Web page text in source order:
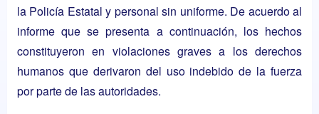
la Policía Estatal y personal sin uniforme. De acuerdo al
informe que se presenta a continuación, los hechos
constituyeron en violaciones graves a los derechos
humanos que derivaron del uso indebido de la fuerza
por parte de las autoridades.